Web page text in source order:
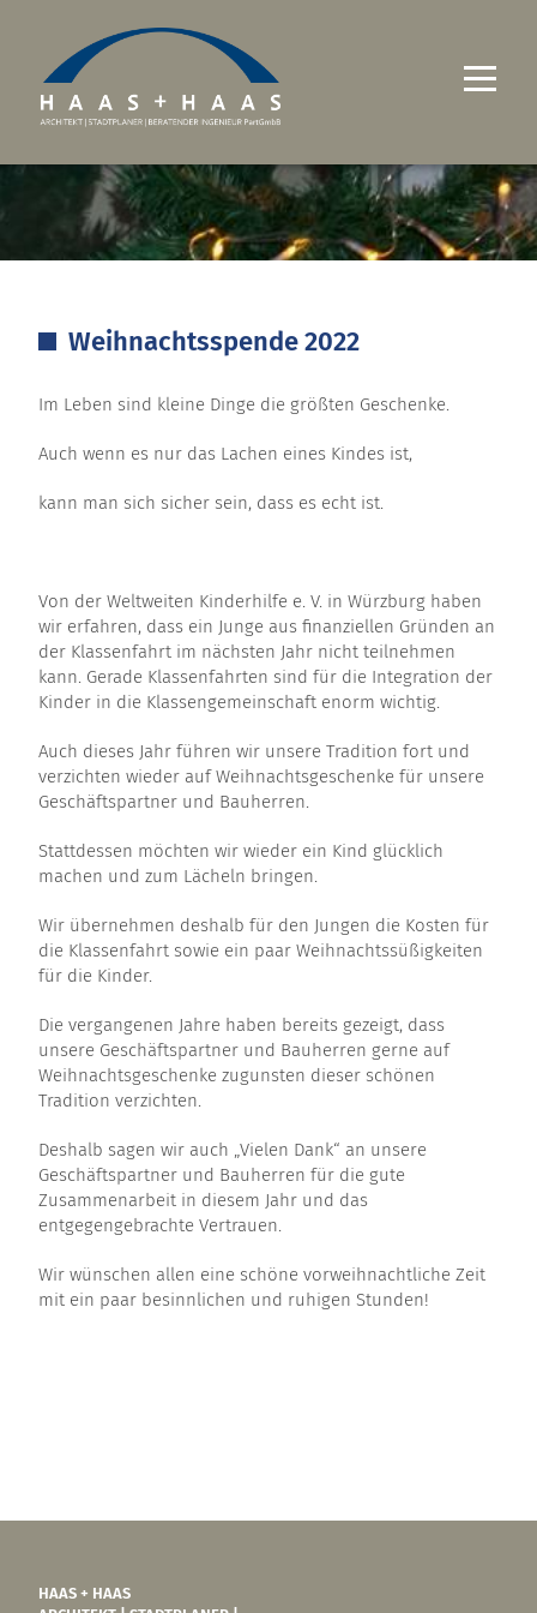
UNTERNEHMEN
PROJEKTE
KARRIERE
KONTAKT
Weihnachtsspende 2022
Im Leben sind kleine Dinge die größten Geschenke.
Auch wenn es nur das Lachen eines Kindes ist,
kann man sich sicher sein, dass es echt ist.
Von der Weltweiten Kinderhilfe e. V. in Würzburg haben
wir erfahren, dass ein Junge aus finanziellen Gründen an
der Klassenfahrt im nächsten Jahr nicht teilnehmen
kann. Gerade Klassenfahrten sind für die Integration der
Kinder in die Klassengemeinschaft enorm wichtig.
Auch dieses Jahr führen wir unsere Tradition fort und
verzichten wieder auf Weihnachtsgeschenke für unsere
Geschäftspartner und Bauherren.
Stattdessen möchten wir wieder ein Kind glücklich
machen und zum Lächeln bringen.
Wir übernehmen deshalb für den Jungen die Kosten für
die Klassenfahrt sowie ein paar Weihnachtssüßigkeiten
für die Kinder.
Die vergangenen Jahre haben bereits gezeigt, dass
unsere Geschäftspartner und Bauherren gerne auf
Weihnachtsgeschenke zugunsten dieser schönen
Tradition verzichten.
Deshalb sagen wir auch „Vielen Dank“ an unsere
Geschäftspartner und Bauherren für die gute
Zusammenarbeit in diesem Jahr und das
entgegengebrachte Vertrauen.
Wir wünschen allen eine schöne vorweihnachtliche Zeit
mit ein paar besinnlichen und ruhigen Stunden!
HAAS + HAAS